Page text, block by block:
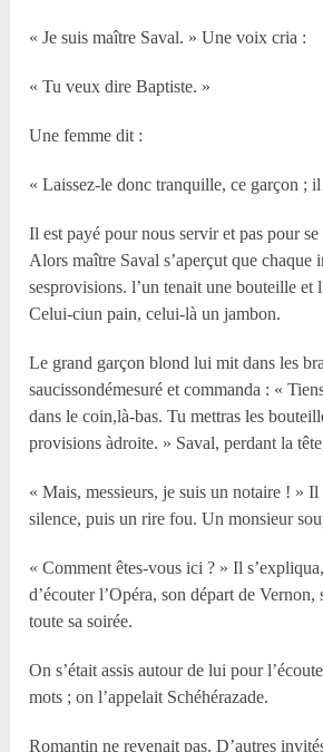
« Je suis maître Saval. » Une voix cria :
« Tu veux dire Baptiste. »
Une femme dit :
« Laissez-le donc tranquille, ce garçon ;
Il est payé pour nous servir et pas pour
Alors maître Saval s’aperçut que chaque
sesprovisions. l’un tenait une bouteille et
Celui-ciun pain, celui-là un jambon.
Le grand garçon blond lui mit dans les
saucissondémesuré et commanda : «
dans le coin,là-bas. Tu mettras les
provisions àdroite. » Saval, perdant la
« Mais, messieurs, je suis un notaire ! »
silence, puis un rire fou. Un monsieur
« Comment êtes-vous ici ? » Il
d’écouter l’Opéra, son départ de Vernon,
toute sa soirée.
On s’était assis autour de lui pour
mots ; on l’appelait Schéhérazade.
Romantin ne revenait pas. D’autres